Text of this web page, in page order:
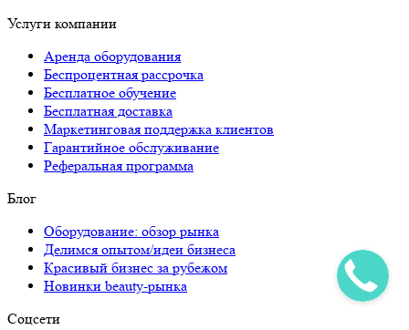
Услуги компании
Аренда оборудования
Беспроцентная рассрочка
Бесплатное обучение
Бесплатная доставка
Маркетинговая поддержка клиентов
Гарантийное обслуживание
Реферальная программа
Блог
Оборудование: обзор рынка
Делимся опытом/идеи бизнеса
Красивый бизнес за рубежом
Новинки beauty-рынка
Соцсети